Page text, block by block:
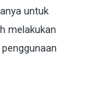
untuk
melakukan